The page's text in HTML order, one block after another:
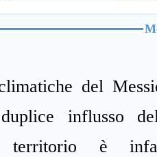
del
influsso
territorio è